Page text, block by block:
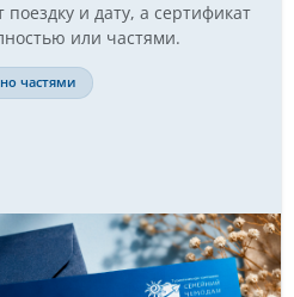
и дату, а сертификат
или частями.
частями